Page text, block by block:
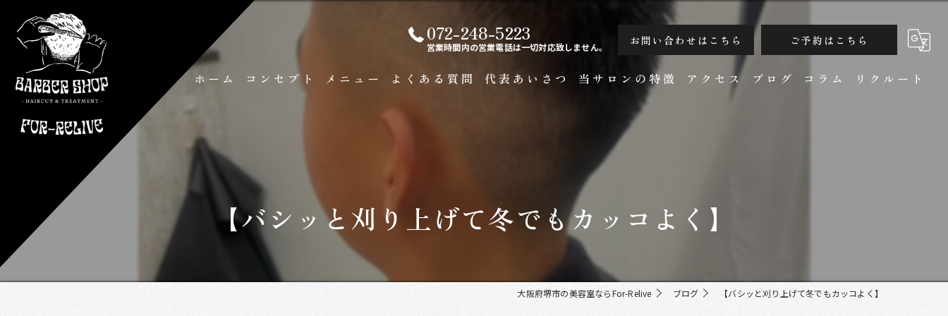
072-248-5223
営業時間内の営業電話は一切対応致しません。 お問い合わせはこちら ご予約はこちら
ホーム コンセプト メニュー よくある質問 代表あいさつ 当サロンの特徴
白髪染め
メンズ
ビジネスカット
縮毛矯正
アクセス ブログ コラム リクルート
【バシッと刈り上げて冬でもカッコよく】
大阪府堺市の美容室ならFor-Relive ブログ 【バシッと刈り上げて冬でもカッコよく】